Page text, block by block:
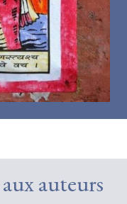
auteurs